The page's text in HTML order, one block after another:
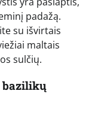
padažą.
su išvirtais
maltais
sulčių.
bazilikų